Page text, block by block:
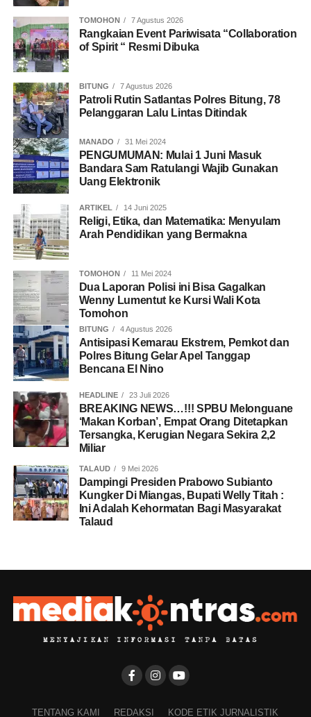
TOMOHON 7 Agustus 2026
Rangkaian Event Pariwisata “Collaboration
of Spirit “ Resmi Dibuka
BITUNG 7 Agustus 2026
Patroli Rutin Satlantas Polres Bitung, 78
Pelanggaran Lalu Lintas Ditindak
MANADO 31 Mei 2024
PENGUMUMAN: Mulai 1 Juni Masuk
Bandara Sam Ratulangi Wajib Gunakan
Uang Elektronik
ARTIKEL 14 Juni 2025
Religi, Etika, dan Matematika: Menyulam
Arah Pendidikan yang Bermakna
TOMOHON 11 Mei 2024
Dua Laporan Polisi ini Bisa Gagalkan
Wenny Lumentut ke Kursi Wali Kota
Tomohon
BITUNG 4 Agustus 2026
Antisipasi Kemarau Ekstrem, Pemkot dan
Polres Bitung Gelar Apel Tanggap
Bencana El Nino
HEADLINE 23 Juli 2026
BREAKING NEWS…!!! SPBU Melonguane
‘Makan Korban’, Empat Orang Ditetapkan
Tersangka, Kerugian Negara Sekira 2,2
Miliar
TALAUD 9 Mei 2026
Dampingi Presiden Prabowo Subianto
Kungker Di Miangas, Bupati Welly Titah :
Ini Adalah Kehormatan Bagi Masyarakat
Talaud
TENTANG KAMI REDAKSI KODE ETIK JURNALISTIK